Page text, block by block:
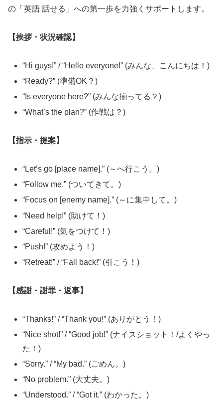
の「英語 話せる」への第一歩を力強くサポートします。
【挨拶・状況確認】
“Hi guys!” / “Hello everyone!” (みんな、こんにちは！)
“Ready?” (準備OK？)
“Is everyone here?” (みんな揃ってる？)
“What’s the plan?” (作戦は？)
【指示・提案】
“Let’s go [place name].” (～へ行こう。)
“Follow me.” (ついてきて。)
“Focus on [enemy name].” (～に集中して。)
“Need help!” (助けて！)
“Careful!” (気をつけて！)
“Push!” (攻めよう！)
“Retreat!” / “Fall back!” (引こう！)
【感謝・謝罪・返事】
“Thanks!” / “Thank you!” (ありがとう！)
“Nice shot!” / “Good job!” (ナイスショット！/よくやっ
た！)
“Sorry.” / “My bad.” (ごめん。)
“No problem.” (大丈夫。)
“Understood.” / “Got it.” (わかった。)